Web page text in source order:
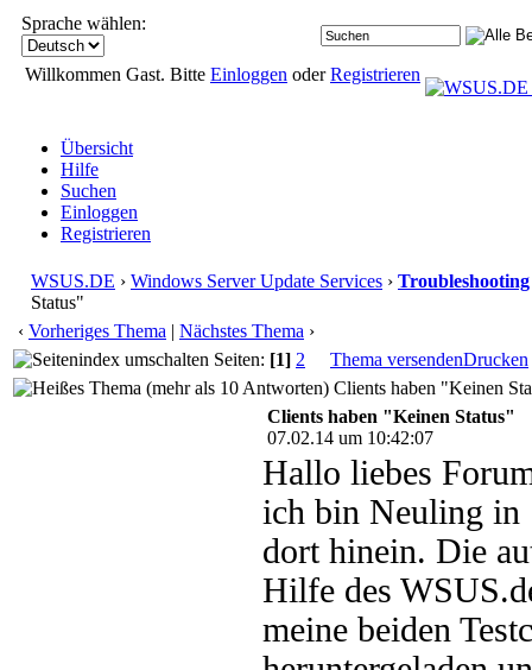
Sprache wählen:
Willkommen Gast. Bitte Einloggen oderRegistrieren
Übersicht
Hilfe
Suchen
Einloggen
Registrieren
WSUS.DE › Windows Server Update Services › Troubleshooting
Status"
‹ Vorheriges Thema | Nächstes Thema ›
Seiten: [1] 2 Thema versendenDrucken
Clients haben "Keinen
Clients haben "Keinen Status"
07.02.14 um 10:42:07
Hallo liebes
ich bin Neuling in
dort hinein. Die
Hilfe des
meine beiden